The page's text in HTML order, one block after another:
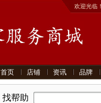
欢迎光临
首页 店铺 资讯 品牌
找帮助